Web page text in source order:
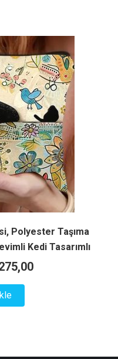
Polyester Taşıma
Kedi Tasarımlı
Şu